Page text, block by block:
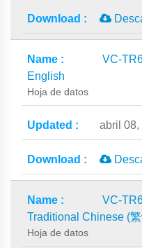
VC-
English
Hoja de datos
abril 08,
VC-
Traditional Chinese (
Hoja de datos